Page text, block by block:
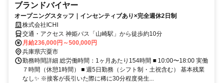
ブランドバイヤー
オープニングスタッフ｜インセンティブあり×完全週休2日制
株式会社ICHI
交通・アクセス 神姫バス「山崎駅」から徒歩約10分
月給236,000円～500,000円
兵庫県宍粟市
勤務時間詳細 総労働時間：1ヶ月あたり154時間 ■ 10:00〜18:00 実働
７時間（休憩1時間） ■ 週5日勤務（シフト制・土祝含む） 基本残業
なし✨ ※接客が長引いた際に稀に30分程度発生...